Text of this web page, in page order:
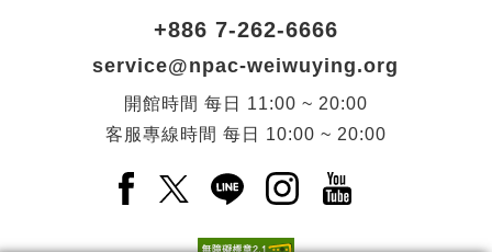
+886 7-262-6666
service@npac-weiwuying.org
開館時間 每日
11:00 ~ 20:00
客服專線時間 每日 10:00 ~ 20:00
Facebook(另開新視窗)
X(另開新視窗)
LINE(另開新視窗)
Instagram(另開新視
YouTube(另開